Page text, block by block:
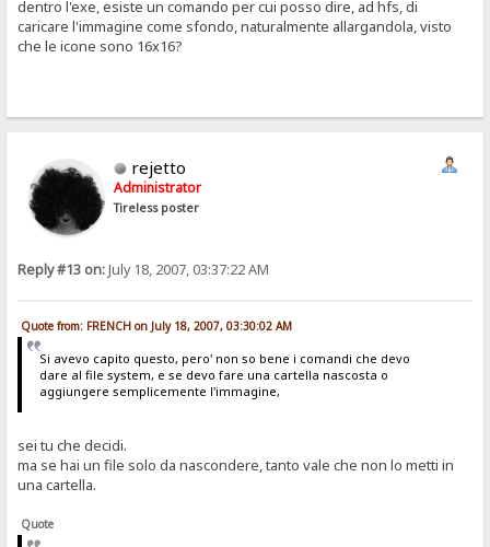
dentro l'exe, esiste un comando per cui posso dire, ad hfs, di
caricare l'immagine come sfondo, naturalmente allargandola, visto
che le icone sono 16x16?
rejetto
Administrator
Tireless poster
Reply #13 on:July 18, 2007, 03:37:22 AM
Quote from: FRENCH on July 18, 2007, 03:30:02 AM
Si avevo capito questo, pero' non so bene i comandi che devo
dare al file system, e se devo fare una cartella nascosta o
aggiungere semplicemente l'immagine,
sei tu che decidi.
ma se hai un file solo da nascondere, tanto vale che non lo metti in
una cartella.
Quote